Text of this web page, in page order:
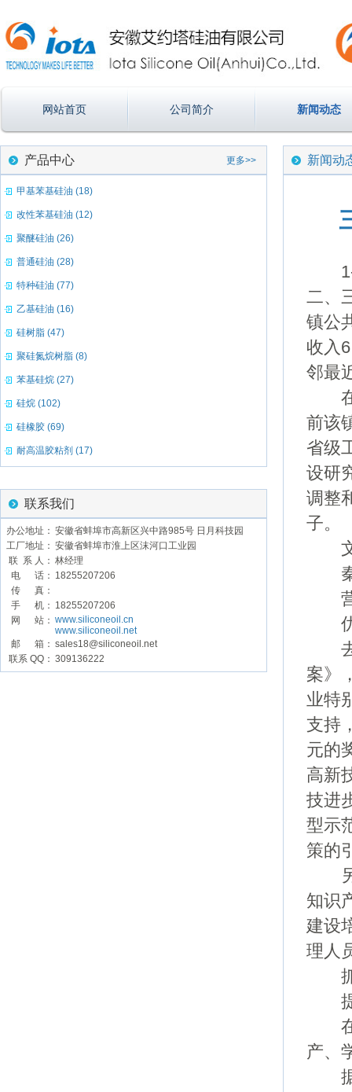
网站首页 公司简介 新闻动态
产品中心 更多>>
甲基苯基硅油 (18)
改性苯基硅油 (12)
聚醚硅油 (26)
普通硅油 (28)
特种硅油 (77)
乙基硅油 (16)
硅树脂 (47)
聚硅氮烷树脂 (8)
苯基硅烷 (27)
硅烷 (102)
硅橡胶 (69)
耐高温胶粘剂 (17)
联系我们
办公地址： 安徽省蚌埠市高新区兴中路985号 日月科技园
工厂地址： 安徽省蚌埠市淮上区沫河口工业园
联 系 人： 林经理
电 话： 18255207206
传 真：
手 机： 18255207206
网 站： www.siliconeoil.cn
www.siliconeoil.net
邮 箱： sales18@siliconeoil.net
联系 QQ： 309136222
新闻动
1-6
二、
镇公
收入
邻最
在
前该
省级
设研
调整
子。
文/
秦
营
优
去
案》
业特
支持
元的
高新
技进
型示
策的
另
知识
建设
理人
抓
提
在
产、
据